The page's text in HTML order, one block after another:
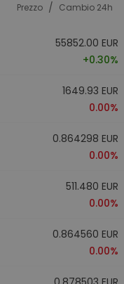
Prezzo / Cambio 24h
55852.00 EUR
+0.30%
1649.93 EUR
0.00%
0.864298 EUR
0.00%
511.480 EUR
0.00%
0.864560 EUR
0.00%